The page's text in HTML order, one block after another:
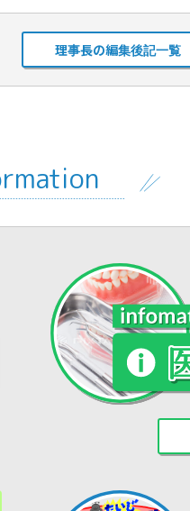
理事長の編集後記一覧